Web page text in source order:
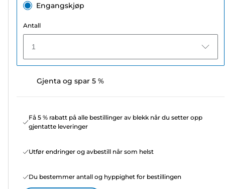
Engangskjøp
Antall
1
Gjenta og spar 5 %
Få 5 % rabatt på alle bestillinger av blekk når du setter opp
gjentatte leveringer
Utfør endringer og avbestill når som helst
Du bestemmer antall og hyppighet for bestillingen